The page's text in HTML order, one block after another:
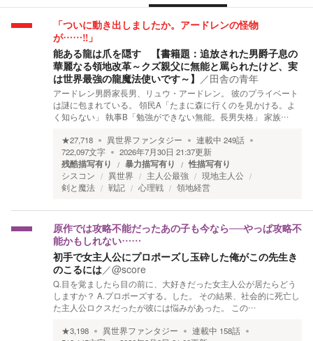
「ついに動き出しましたか。アードレンの怪物
が……‼︎」
能ある龍は爪を隠す 【書籍題：追放された男爵子息の
華麗なる領地改革～クズ親父に無能と罵られたけど、実
は世界最強の龍魔法使いです～】 ／田舎の青年
アードレン男爵家長男、リュウ・アードレン。 彼のプライベート
は謎に包まれている。 領民A「たまに森に行くのを見かける。よ
く知らない」 執事B「勉強ができない無能。長男失格」 家族…
★27,718 異世界ファンタジー 連載中 249話
722,097文字 2026年7月30日 21:37更新
残酷描写有り 暴力描写有り 性描写有り
シスコン 異世界 主人公最強
現地主人公
剣と魔法
戦記 心理戦 領地経営
原作では攻略不能だったあの子も今なら──やっぱ攻略不
能かもしれない……
初手で女主人公にプロポーズし玉砕した俺がこの先生き
のこるには／@score
Q.目を覚ましたら目の前に、大好きだった女主人公が居たらどう
しますか？ A.プロポーズする。した。 その結果、社会的に死亡し
た主人公ロクスだったが彼には悩みがあった。 この…
★3,198 異世界ファンタジー 連載中 158話